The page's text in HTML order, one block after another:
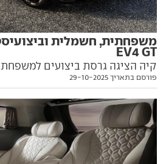
משפחתית, חשמלית
EV4 GT
קיה הציגה גרסת ביצועים
הנעה כפולה בהספק גדול פי שניים
פורסם בתאריך 29-10-2025